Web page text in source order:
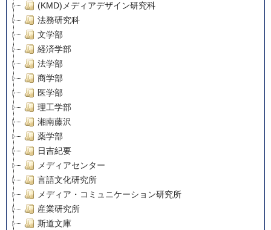
(KMD)メディアデザイン研究科
法務研究科
文学部
経済学部
法学部
商学部
医学部
理工学部
湘南藤沢
薬学部
日吉紀要
メディアセンター
言語文化研究所
メディア・コミュニケーション研究所
産業研究所
斯道文庫